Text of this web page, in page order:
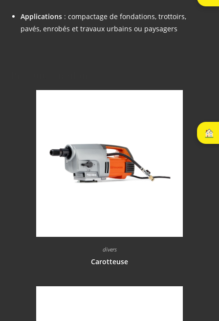
Applications : compactage de fondations, trottoirs,
pavés, enrobés et travaux urbains ou paysagers
divers
Carotteuse